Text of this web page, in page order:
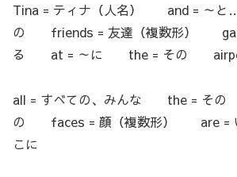
Tina = ティナ（人名） and = ～
の friends = 友達（複数形）
る at = ～に the = その
all = すべての、みんな the = そ
の faces = 顔（複数形） are =
こに